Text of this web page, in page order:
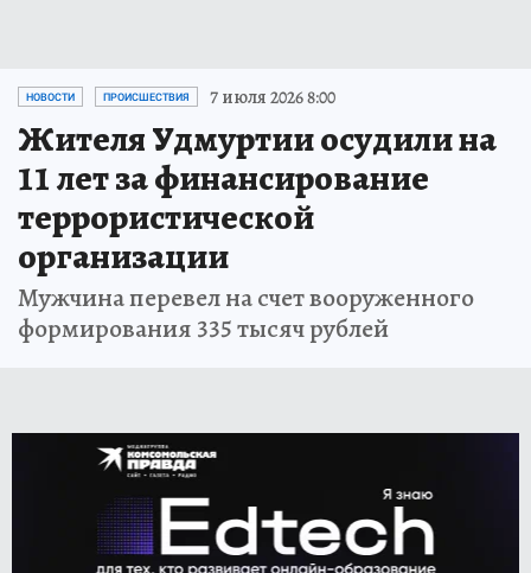
НОВОСТИ ПРОИСШЕСТВИЯ 7 июля 2026 8:00
Жителя Удмуртии осудили на
11 лет за финансирование
террористической
организации
Мужчина перевел на счет вооруженного
формирования 335 тысяч рублей